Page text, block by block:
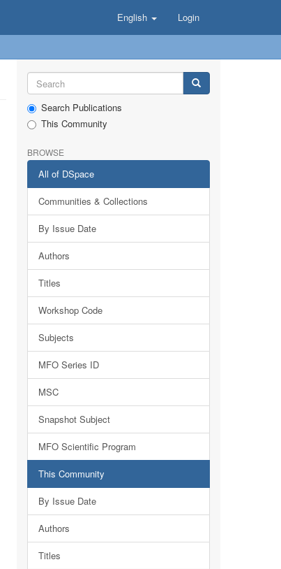
English Login
Search Publications
This Community
BROWSE
All of DSpace
Communities & Collections
By Issue Date
Authors
Titles
Workshop Code
Subjects
MFO Series ID
MSC
Snapshot Subject
MFO Scientific Program
This Community
By Issue Date
Authors
Titles